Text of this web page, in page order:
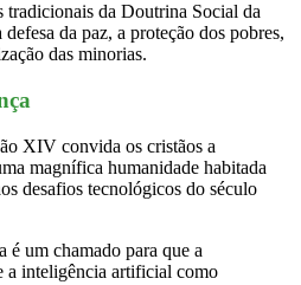
tradicionais da Doutrina Social da
da paz, a proteção dos pobres,
das minorias.
XIV convida os cristãos a
magnífica humanidade habitada
desafios tecnológicos do século
é um chamado para que a
a inteligência artificial como